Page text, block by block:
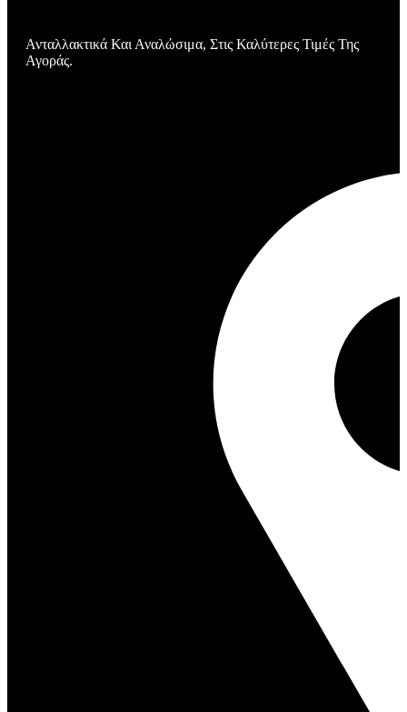
Ανταλλακτικά Και Αναλώσιμα, Στις Καλύτερες Τιμές Της
Αγοράς.